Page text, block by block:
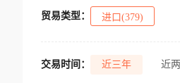
贸易类型： 进口(379)
交易时间： 近三年 近